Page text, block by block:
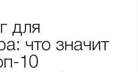
для
что значит
10